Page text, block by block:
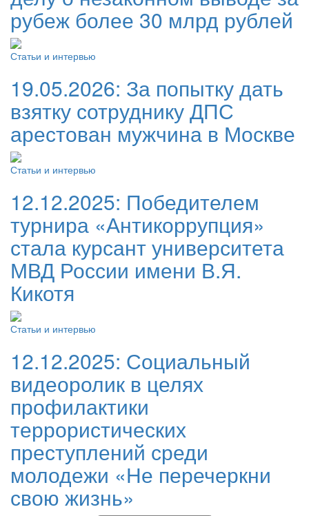
рубеж более 30 млрд рублей
Статьи и интервью
19.05.2026: За попытку дать
взятку сотруднику ДПС
арестован мужчина в Москве
Статьи и интервью
12.12.2025: Победителем
турнира «Антикоррупция»
стала курсант университета
МВД России имени В.Я.
Кикотя
Статьи и интервью
12.12.2025: Социальный
видеоролик в целях
профилактики
террористических
преступлений среди
молодежи «Не перечеркни
свою жизнь»